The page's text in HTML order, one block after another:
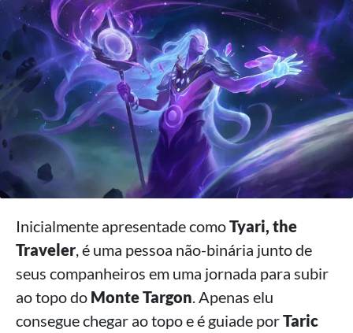
Inicialmente apresentade comoTyari, the
Traveler , é uma pessoa não-binária junto de
seus companheiros em uma jornada para subir
ao topo do Monte Targon . Apenas elu
consegue chegar ao topo e é guiade porTaric